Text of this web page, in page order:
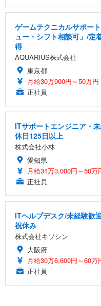
ゲームテクニカルサポー
ュー・シフト相談可」/定
得
AQUARIUS株式会社
東京都
月給30万900円～50万円
正社員
ITサポートエンジニア・
休日125日以上
株式会社小林
愛知県
月給31万3,000円～50万
正社員
ITヘルプデスク/未経験歓
祝休み
株式会社キソシン
大阪府
月給30万6,600円～60万
正社員